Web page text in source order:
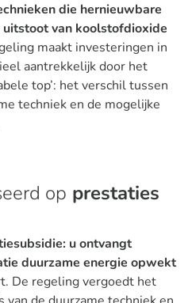
die hernieuwbare
van koolstofdioxide
maakt investeringen in
aantrekkelijk door het
top’: het verschil tussen
techniek en de mogelijke
op prestaties
u ontvangt
duurzame energie opwekt
De regeling vergoedt het